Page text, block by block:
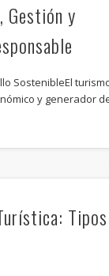
Gestión y
SostenibleEl
y generador